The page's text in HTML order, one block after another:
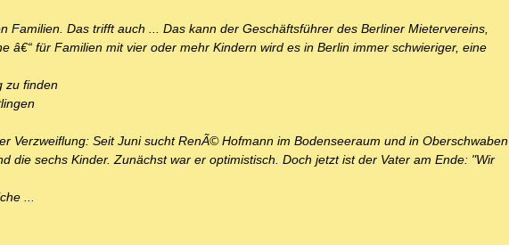
Familien. Das trifft auch ... Das kann der Geschäftsführer des Berliner Mietervereins,
â€“ für Familien mit vier oder mehr Kindern wird es in Berlin immer schwieriger, eine
zu finden
Verzweiflung: Seit Juni sucht RenÃ© Hofmann im Bodenseeraum und in Oberschwaben
die sechs Kinder. Zunächst war er optimistisch. Doch jetzt ist der Vater am Ende: "Wir
...